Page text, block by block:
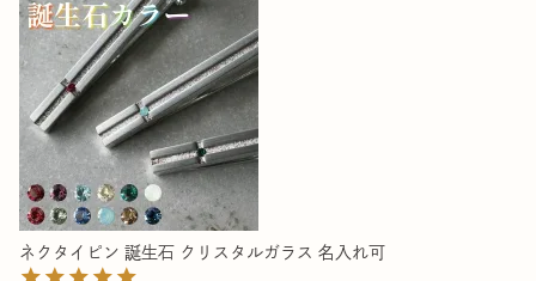
ネクタイピン 誕生石 クリスタルガラス 名入れ可